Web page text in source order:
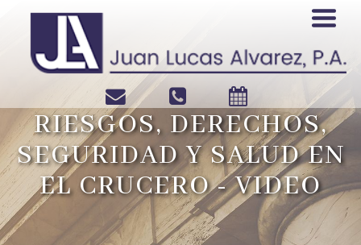
RIESGOS, DERECHOS,
SEGURIDAD Y SALUD EN
EL CRUCERO - VIDEO